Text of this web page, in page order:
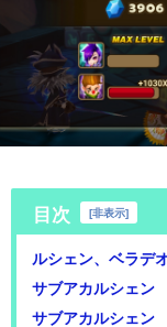
目次 [非表示]
ルシェン、ベラデ
サブアカルシェン
サブアカルシェン